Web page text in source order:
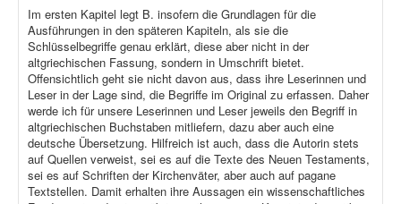
Im ersten Kapitel legt B. insofern die Grundlagen für die
Ausführungen in den späteren Kapiteln, als sie die
Schlüsselbegriffe genau erklärt, diese aber nicht in der
altgriechischen Fassung, sondern in Umschrift bietet.
Offensichtlich geht sie nicht davon aus, dass ihre Leserinnen und
Leser in der Lage sind, die Begriffe im Original zu erfassen. Daher
werde ich für unsere Leserinnen und Leser jeweils den Begriff in
altgriechischen Buchstaben mitliefern, dazu aber auch eine
deutsche Übersetzung. Hilfreich ist auch, dass die Autorin stets
auf Quellen verweist, sei es auf die Texte des Neuen Testaments,
sei es auf Schriften der Kirchenväter, aber auch auf pagane
Textstellen. Damit erhalten ihre Aussagen ein wissenschaftliches